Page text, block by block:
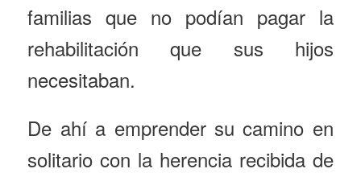
familias que no podían pagar la
rehabilitación que sus hijos
necesitaban.
De ahí a emprender su camino en
solitario con la herencia recibida de